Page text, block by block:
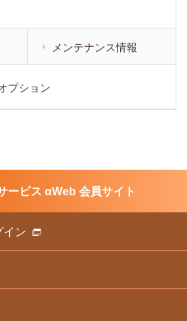
メンテナンス情報
プション
ービス αWeb 会員サイト
イン